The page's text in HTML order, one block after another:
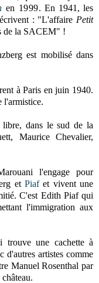
en 1999. En 1941, les
: "L'affaire Petit
de la SACEM" !
est mobilisé dans
à Paris en juin 1940.
l'armistice.
dans le sud de la
Maurice Chevalier,
l'engage pour
etPiafet vivent une
C'est Edith Piaf qui
l'immigration aux
trouve une cachette à
d'autres artistes comme
Manuel Rosenthal par